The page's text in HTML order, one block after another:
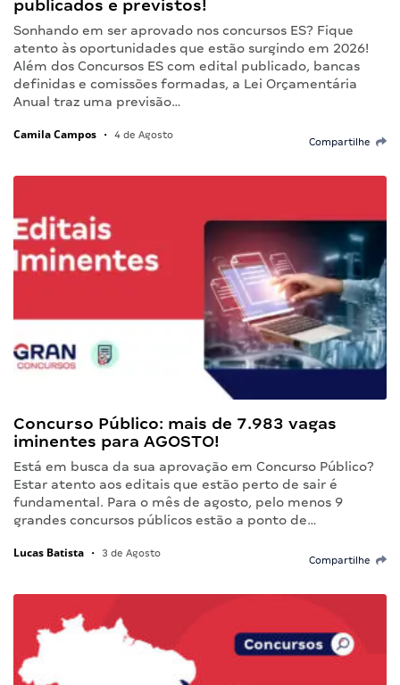
publicados e previstos!
Sonhando em ser aprovado nos concursos ES? Fique
atento às oportunidades que estão surgindo em 2026!
Além dos Concursos ES com edital publicado, bancas
definidas e comissões formadas, a Lei Orçamentária
Anual traz uma previsão…
Camila Campos • 4 de Agosto
Compartilhe
Concurso Público: mais de 7.983 vagas
iminentes para AGOSTO!
Está em busca da sua aprovação em Concurso Público?
Estar atento aos editais que estão perto de sair é
fundamental. Para o mês de agosto, pelo menos 9
grandes concursos públicos estão a ponto de…
Lucas Batista • 3 de Agosto
Compartilhe